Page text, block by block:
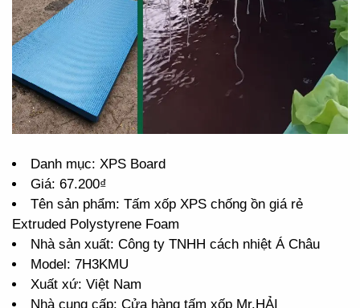
Danh mục: XPS Board
Giá: 67.200₫
Tên sản phẩm: Tấm xốp XPS chống ồn giá rẻ
Extruded Polystyrene Foam
Nhà sản xuất: Công ty TNHH cách nhiệt Á Châu
Model: 7H3KMU
Xuất xứ: Việt Nam
Nhà cung cấp: Cửa hàng tấm xốp Mr.HẢI